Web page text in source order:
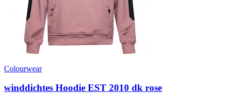
Colourwear
winddichtes Hoodie EST 2010 dk rose